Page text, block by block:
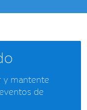
y mantente
de